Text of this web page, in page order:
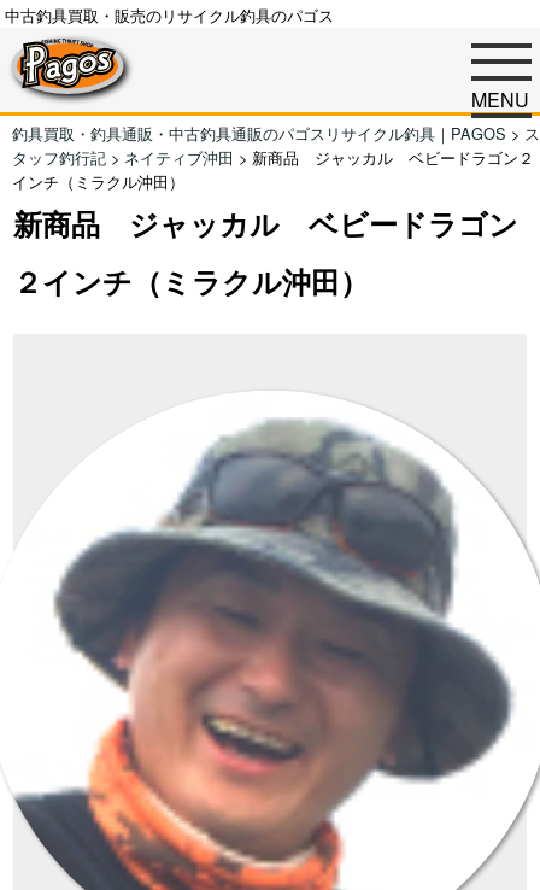
中古釣具買取・販売のリサイクル釣具のパゴス
MENU
釣具買取・釣具通販・中古釣具通販のパゴスリサイクル釣具｜PAGOS > ス
タッフ釣行記 > ネイティブ沖田 > 新商品 ジャッカル ベビードラゴン２
インチ（ミラクル沖田）
新商品 ジャッカル ベビードラゴン
２インチ（ミラクル沖田）